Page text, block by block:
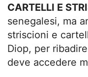
CARTELLI E
senegalesi, ma
striscioni e
Diop, per
deve accedere